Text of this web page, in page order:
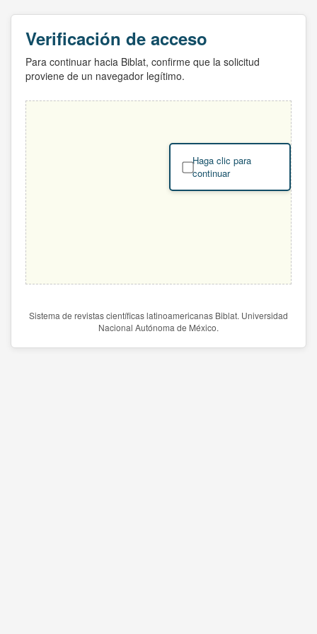
Verificación de acceso
Para continuar hacia Biblat, confirme que la solicitud
proviene de un navegador legítimo.
Haga clic para
continuar
Sistema de revistas científicas latinoamericanas Biblat. Universidad
Nacional Autónoma de México.